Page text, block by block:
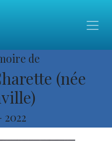
de
(née
2022